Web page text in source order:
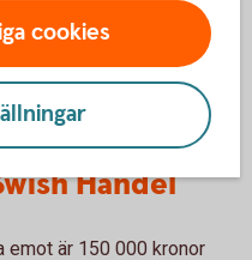
Handel
emot är 150 000 kronor
cookies